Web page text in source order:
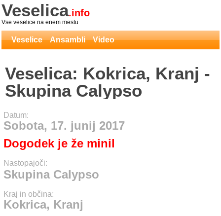
Veselica.info
Vse veselice na enem mestu
Veselice Ansambli Video
Veselica: Kokrica, Kranj -
Skupina Calypso
Datum:
Sobota, 17. junij 2017
Dogodek je že minil
Nastopajoči:
Skupina Calypso
Kraj in občina:
Kokrica, Kranj